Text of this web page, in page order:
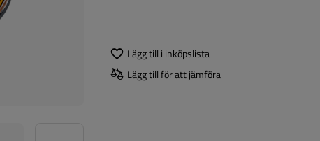
Lägg till i inköpslista
Lägg till för att jämföra